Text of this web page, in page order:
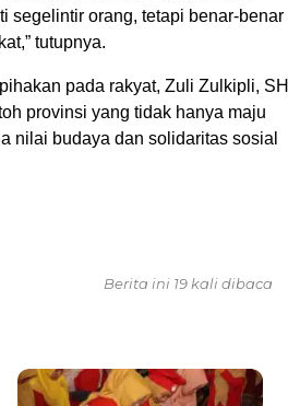
segelintir orang, tetapi benar-benar
tutupnya.
pada rakyat, Zuli Zulkipli, SH
provinsi yang tidak hanya maju
nilai budaya dan solidaritas sosial
Berita ini 19 kali dibaca